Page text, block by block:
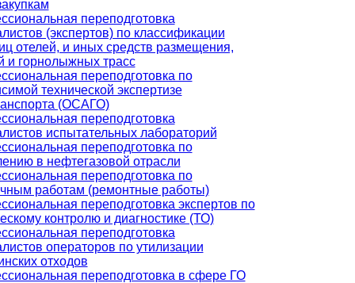
переподготовка
(экспертов) по классификации
отелей, и иных средств размещения,
и горнолыжных трасс
переподготовка по
технической экспертизе
(ОСАГО)
переподготовка
испытательных лабораторий
переподготовка по
в нефтегазовой отрасли
переподготовка по
работам (ремонтные работы)
переподготовка экспертов по
контролю и диагностике (ТО)
переподготовка
операторов по утилизации
отходов
переподготовка в сфере ГО